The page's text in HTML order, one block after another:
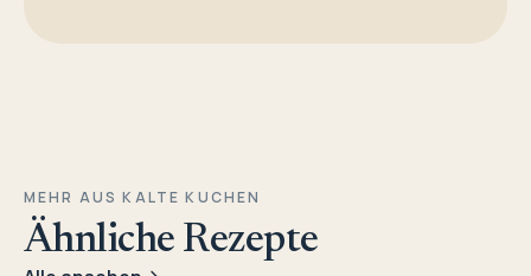
MEHR AUS KALTE KUCHEN
Ähnliche Rezepte